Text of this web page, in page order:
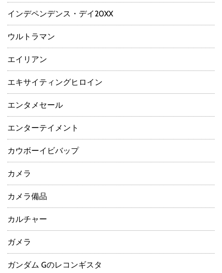
インデペンデンス・デイ20XX
ウルトラマン
エイリアン
エキサイティングヒロイン
エンタメセール
エンターテイメント
カウボーイビバップ
カメラ
カメラ備品
カルチャー
ガメラ
ガンダム Gのレコンギスタ